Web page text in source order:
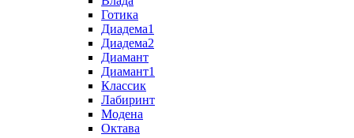
Готика
Диадема1
Диадема2
Диамант
Диамант1
Классик
Лабиринт
Модена
Октава